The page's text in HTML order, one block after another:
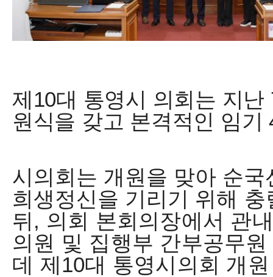
제10대 통영시 의회는 지난
원식을 갖고 본격적인 임기
시의회는 개원을 맞아 순
희생정신을 기리기 위해 충
뒤 , 의회 본회의장에서 관
의원 및 집행부 간부공무
데 제10대 통영시의회 개